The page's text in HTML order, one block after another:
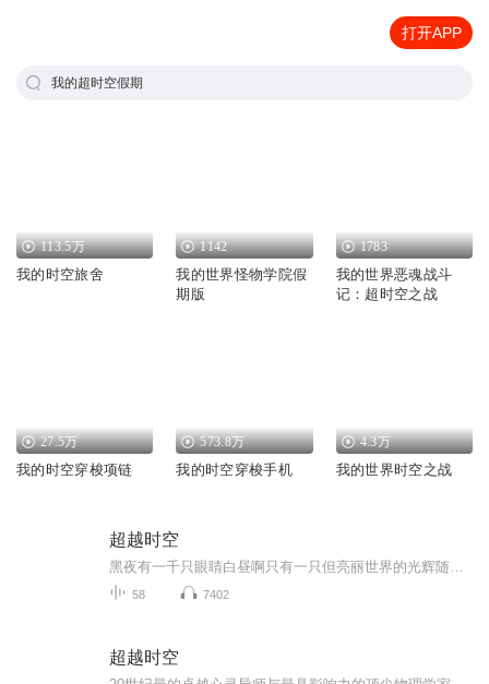
打开APP
我的超时空假期
113.5万
我的时空旅舍
1142
我的世界怪物学院假
期版
1783
我的世界恶魂战斗
记：超时空之战
27.5万
我的时空穿梭项链
573.8万
我的时空穿梭手机
4.3万
我的世界时空之战
超越时空
58 7402
超越时空